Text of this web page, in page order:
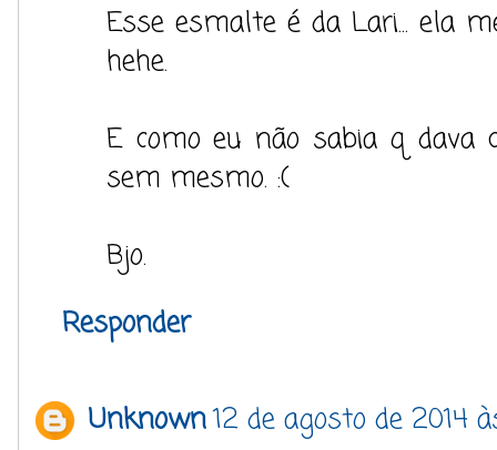
Esse esmalte é da Lari... ela
hehe.
E como eu não sabia q dava
sem mesmo. :(
Bjo.
Responder
Unknown12 de agosto de 2014